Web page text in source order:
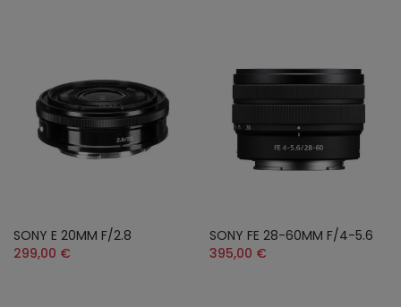
SONY E 20MM F/2.8
299,00 €
SONY FE 28-60MM F/4-5.6
395,00 €